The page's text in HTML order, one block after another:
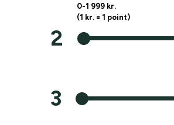
0-1 999 kr.
(1 kr. = 1 point)
2
3